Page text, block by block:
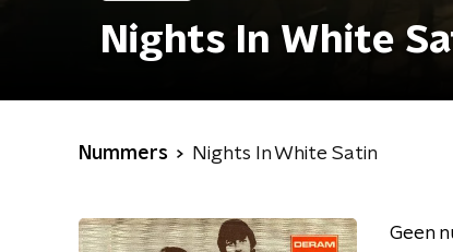
Nights In White
Nummers Nights In White Satin
Geen